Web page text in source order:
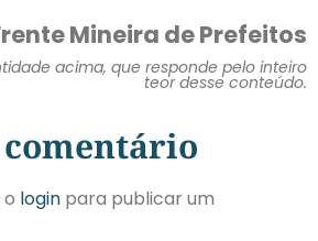
Mineira de Prefeitos
acima, que responde pelo inteiro
teor desse conteúdo.
login para publicar um